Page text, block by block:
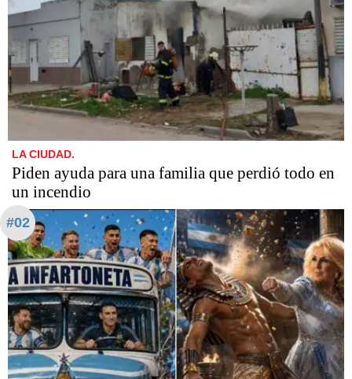
LA CIUDAD.
Piden ayuda para una familia que perdió todo en
un incendio
#02